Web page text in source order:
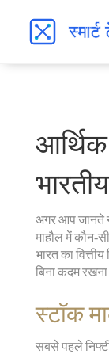
अगर आप जानते
माहौल में
भारत का
बिना कदम
स्टॉक
सबसे पहले